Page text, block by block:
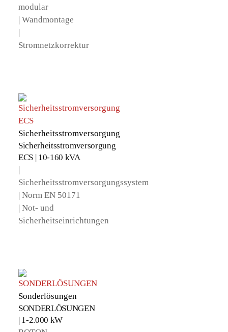
modular
| Wandmontage
|
Stromnetzkorrektur
Sicherheitsstromversorgung
Sicherheitsstromversorgung
ECS | 10-160 kVA
|
Sicherheitsstromversorgungssystem
| Norm EN 50171
| Not- und
Sicherheitseinrichtungen
Sonderlösungen
SONDERLÖSUNGEN
| 1-2.000 kW